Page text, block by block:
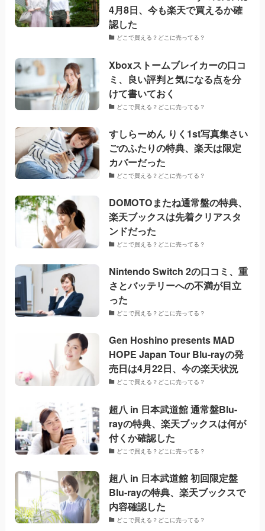
4月8日、今も楽天で買えるか確
認した
どこで買える？どこに売ってる？
Xboxストームブレイカーの口コ
ミ、良い評判と気になる点を分
けて書いておく
どこで買える？どこに売ってる？
すしらーめん りく1st写真集さい
ごのふたりの特典、楽天は限定
カバーだった
どこで買える？どこに売ってる？
DOMOTOまたね通常盤の特典、
楽天ブックスは先着クリアスタ
ンドだった
どこで買える？どこに売ってる？
Nintendo Switch 2の口コミ、重
さとバッテリーへの不満が目立
った
どこで買える？どこに売ってる？
Gen Hoshino presents MAD
HOPE Japan Tour Blu-rayの発
売日は4月22日、今の楽天状況
どこで買える？どこに売ってる？
超八 in 日本武道館 通常盤Blu-
rayの特典、楽天ブックスは何が
付くか確認した
どこで買える？どこに売ってる？
超八 in 日本武道館 初回限定盤
Blu-rayの特典、楽天ブックスで
内容確認した
どこで買える？どこに売ってる？